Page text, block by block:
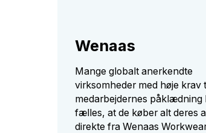
Wenaas
Mange globalt anerkendte
virksomheder med høje krav
medarbejdernes påklædning
fælles, at de køber alt deres
direkte fra Wenaas